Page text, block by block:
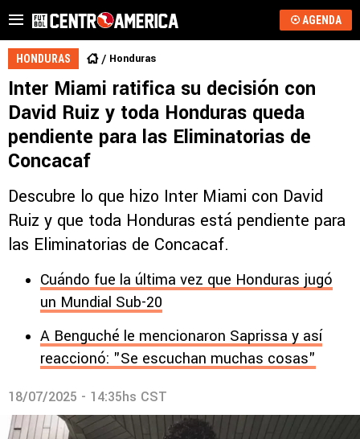
AGENDA
HONDURAS Honduras
Inter Miami ratifica su decisión con
David Ruiz y toda Honduras queda
pendiente para las Eliminatorias de
Concacaf
Descubre lo que hizo Inter Miami con David
Ruiz y que toda Honduras está pendiente para
las Eliminatorias de Concacaf.
Cuándo fue la última vez que Honduras jugó
un Mundial Sub-20
A Benguché le mencionaron Saprissa y así
reaccionó: "Se escuchan muchas cosas"
18/07/2025 - 14:35hs CST